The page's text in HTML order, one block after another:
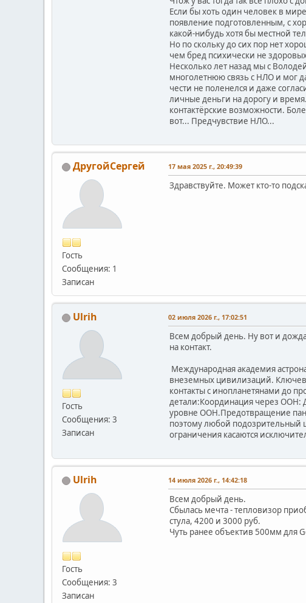
Если бы хоть один человек в
появление подготовленным, с
какой-нибудь хотя бы местной
Но по скольку до сих пор нет
чем бред психически не
Несколько лет назад мы с
многолетнюю связь с НЛО и мог
чести не поленелся и даже
личные деньги на дорогу и
контактёрские возможности.
вот... Предчувствие НЛО...
ДругойСергей
Гость
Сообщения: 1
Записан
17 мая 2025 г., 20:49:39
Здравствуйте. Может кто-то
Ulrih
Гость
Сообщения: 3
Записан
02 июля 2026 г., 17:02:51
Всем добрый день. Ну вот и
на контакт.
Международная академия
внеземных цивилизаций.
контакты с инопланетянами до
детали:Координация через ООН:
уровне ООН.Предотвращение
поэтому любой подозрительный
ограничения касаются
Ulrih
Гость
Сообщения: 3
Записан
14 июля 2026 г., 14:42:18
Всем добрый день.
Сбылась мечта - тепловизор
стула, 4200 и 3000 руб.
Чуть ранее объектив 500мм для